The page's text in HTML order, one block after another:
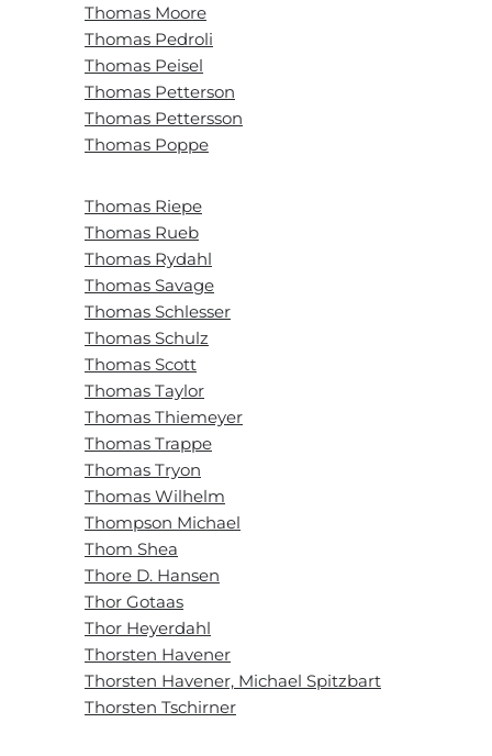
Thomas Moore
Thomas Pedroli
Thomas Peisel
Thomas Petterson
Thomas Pettersson
Thomas Poppe
Thomas Riepe
Thomas Rueb
Thomas Rydahl
Thomas Savage
Thomas Schlesser
Thomas Schulz
Thomas Scott
Thomas Taylor
Thomas Thiemeyer
Thomas Trappe
Thomas Tryon
Thomas Wilhelm
Thompson Michael
Thom Shea
Thore D. Hansen
Thor Gotaas
Thor Heyerdahl
Thorsten Havener
Thorsten Havener, Michael Spitzbart
Thorsten Tschirner